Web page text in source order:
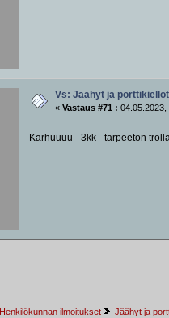
Vs: Jäähyt ja porttikiellot
« Vastaus #71 : 04.05.2023,
Karhuuuu - 3kk - tarpeeton
Henkilökunnan ilmoitukset Jäähyt ja